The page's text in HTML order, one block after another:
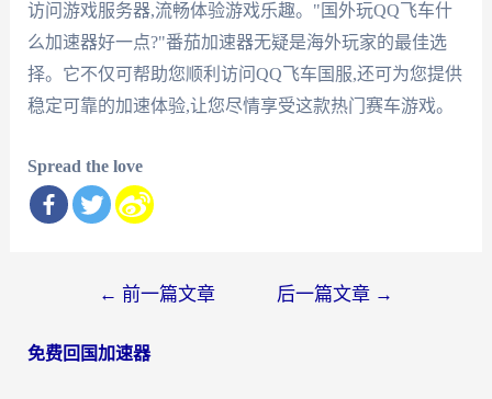
访问游戏服务器,流畅体验游戏乐趣。"国外玩QQ飞车什
么加速器好一点?"番茄加速器无疑是海外玩家的最佳选
择。它不仅可帮助您顺利访问QQ飞车国服,还可为您提供
稳定可靠的加速体验,让您尽情享受这款热门赛车游戏。
Spread the love
导
← 前一篇文章 后一篇文章 →
免费回国加速器